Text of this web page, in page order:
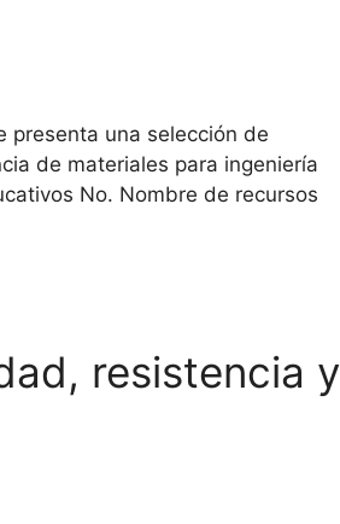
presenta una selección de
de materiales para ingeniería
No. Nombre de recursos
resistencia y